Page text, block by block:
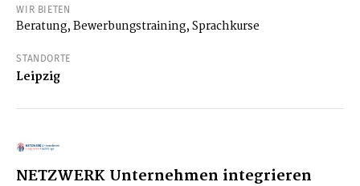
WIR BIETEN
Beratung, Bewerbungstraining, Sprachkurse
STANDORTE
Leipzig
NETZWERK Unternehmen integrieren